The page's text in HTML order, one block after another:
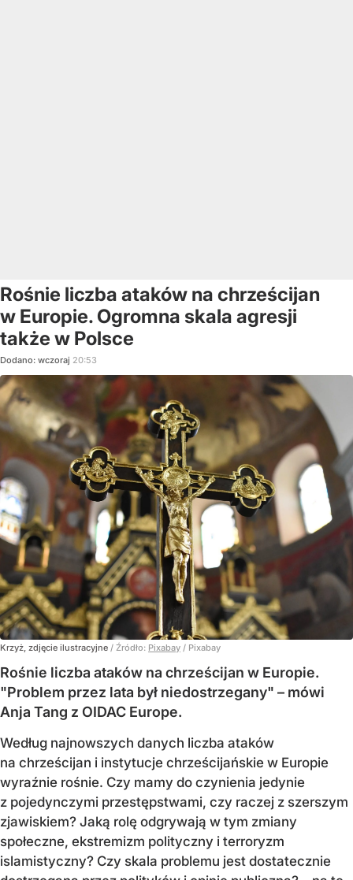
Rośnie liczba ataków na chrześcijan
w Europie. Ogromna skala agresji
także w Polsce
Dodano: wczoraj 20:53
Krzyż, zdjęcie ilustracyjne / Źródło: Pixabay / Pixabay
Rośnie liczba ataków na chrześcijan w Europie.
"Problem przez lata był niedostrzegany" – mówi
Anja Tang z OIDAC Europe.
Według najnowszych danych liczba ataków
na chrześcijan i instytucje chrześcijańskie w Europie
wyraźnie rośnie. Czy mamy do czynienia jedynie
z pojedynczymi przestępstwami, czy raczej z szerszym
zjawiskiem? Jaką rolę odgrywają w tym zmiany
społeczne, ekstremizm polityczny i terroryzm
islamistyczny? Czy skala problemu jest dostatecznie